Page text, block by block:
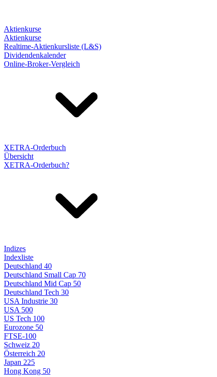
Aktienkurse
Aktienkurse
Realtime-Aktienkursliste (L&S)
Dividendenkalender
Online-Broker-Vergleich
XETRA-Orderbuch
Übersicht
XETRA-Orderbuch?
Indizes
Indexliste
Deutschland 40
Deutschland Small Cap 70
Deutschland Mid Cap 50
Deutschland Tech 30
USA Industrie 30
USA 500
US Tech 100
Eurozone 50
FTSE-100
Schweiz 20
Österreich 20
Japan 225
Hong Kong 50